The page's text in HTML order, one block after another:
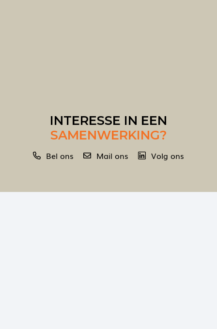
INTERESSE IN EEN
SAMENWERKING?
Bel ons Mail ons Volg ons